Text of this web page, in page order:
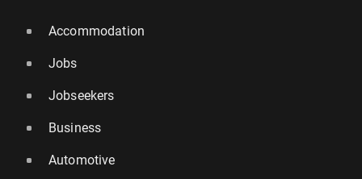
Accommodation
Jobs
Jobseekers
Business
Automotive